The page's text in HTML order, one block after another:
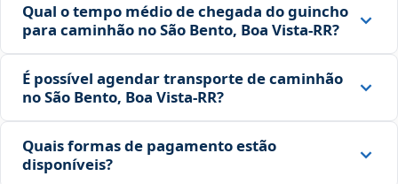
Qual o tempo médio de chegada do guincho
para caminhão no São Bento, Boa Vista‑RR?
É possível agendar transporte de caminhão
no São Bento, Boa Vista‑RR?
Quais formas de pagamento estão
disponíveis?